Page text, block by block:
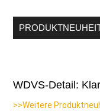
WDVS-Detail:
>>Weitere